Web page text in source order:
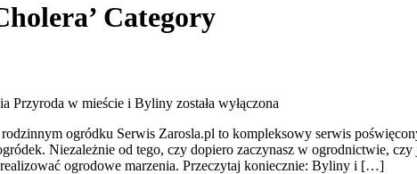
Category
Przyroda w mieście i Byliny została wyłączona
ogródku Serwis Zarosla.pl to kompleksowy serwis
Niezależnie od tego, czy dopiero zaczynasz w ogrodnictwie,
ogrodowe marzenia. Przeczytaj koniecznie: Byliny i […]